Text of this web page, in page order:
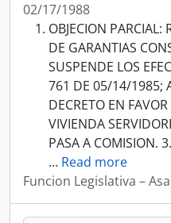
02/17/1988
OBJECION PARCIAL:
DE GARANTIAS
SUSPENDE LOS
761 DE 05/14/1985;
DECRETO EN
VIVIENDA
PASA A COMISION. 3.
… Read more
Funcion Legislativa –